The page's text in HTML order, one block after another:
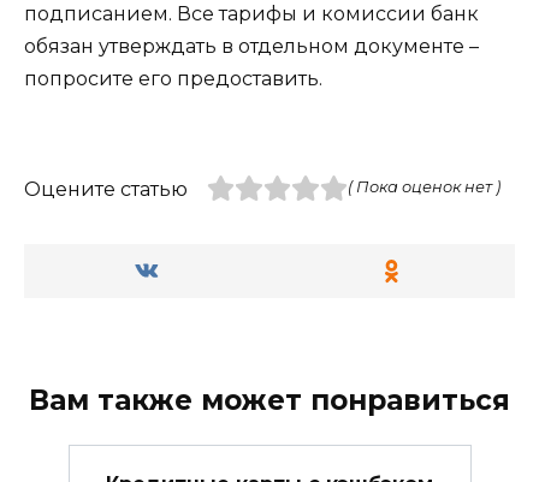
подписанием. Все тарифы и комиссии банк
обязан утверждать в отдельном документе –
попросите его предоставить.
Оцените статью ( Пока оценок нет )
Вам также может понравиться